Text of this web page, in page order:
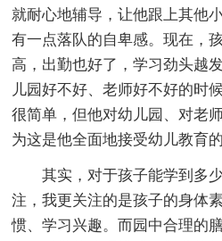
就耐心地辅导，让他跟上其他
有一点落队的自卑感。现在，
高，出勤也好了，学习劲头越
儿园好不好、老师好不好的时
很简单，但他对幼儿园、对老
为这是他全面地接受幼儿教育
其实，对于孩子能学到多
注，我更关注的是孩子的身体
惯、学习兴趣。而园中合理的